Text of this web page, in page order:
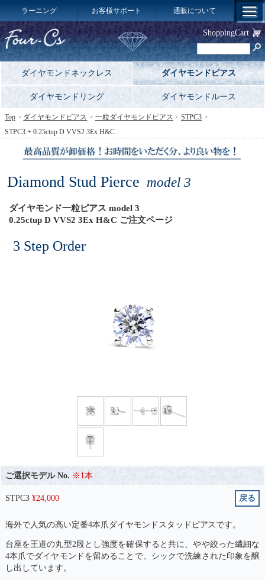
ラーニング お客様サポート 通販について
ダイヤモンドネックレス ダイヤモンドピアス
ダイヤモンドリング ダイヤモンドルース
Diamond Stud Pierce model 3
ダイヤモンド一粒ピアス model 3
0.25ctup D VVS2 3Ex H&C ご注文ページ
3 Step Order
ご選択モデル No. ※1本
STPC3 ¥24,000 戻る
海外で人気の高い定番4本爪ダイヤモンドスタッドピアスです。
台座を王道の丸型2段とし強度を確保すると共に、やや絞った繊細な
4本爪でダイヤモンドを留めることで、シックで洗練された印象を醸
し出しています。
Top ダイヤモンドピアス 一粒ダイヤモンドピアス
STPC3
STPC3 + 0.25ctup D VVS2 3Ex H&C
ShoppingCart